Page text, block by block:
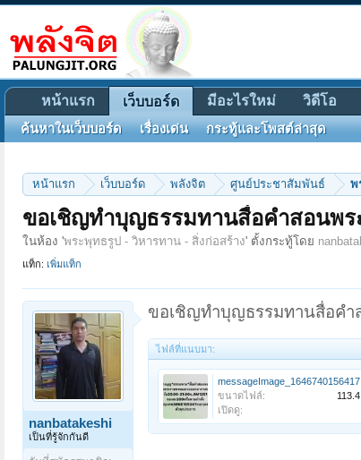
หน้าแรก เว็บบอร์ด พลังจิต ศูนย์ประชาสัมพันธ์ พ
ขอเชิญทำบุญธรรมทานสื่อคำสอนพร
ในห้อง 'พระพุทธรูป - วิหารทาน - สิ่งก่อสร้าง' ตั้งกระทู้โดย
แท็ก: เพิ่มแท็ก
nanbatakeshi
เป็นที่รู้จักกันดี
ขอเชิญทำบุญธรรมทานสื่อคำ
ไฟล์ที่แนบมา:
ขนาดไฟล์:
เปิดดู:
หน้าแรก เว็บบอร์ด
ค้นหาในเว็บบอร์ด เรื่องเด่น กระทู้และโพสต์ล่าสุด
มีอะไรใหม่ วิดีโอ